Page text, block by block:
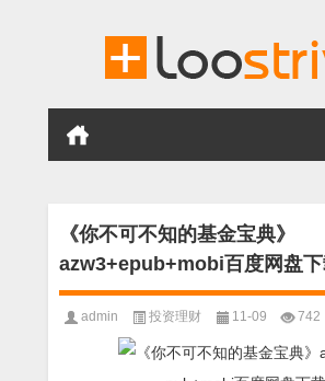
《你不可不知的基金宝典》
azw3+epub+mobi百度网盘
admin 投资理财 11-09 742